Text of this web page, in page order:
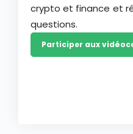
crypto et finance et
questions.
Participer aux